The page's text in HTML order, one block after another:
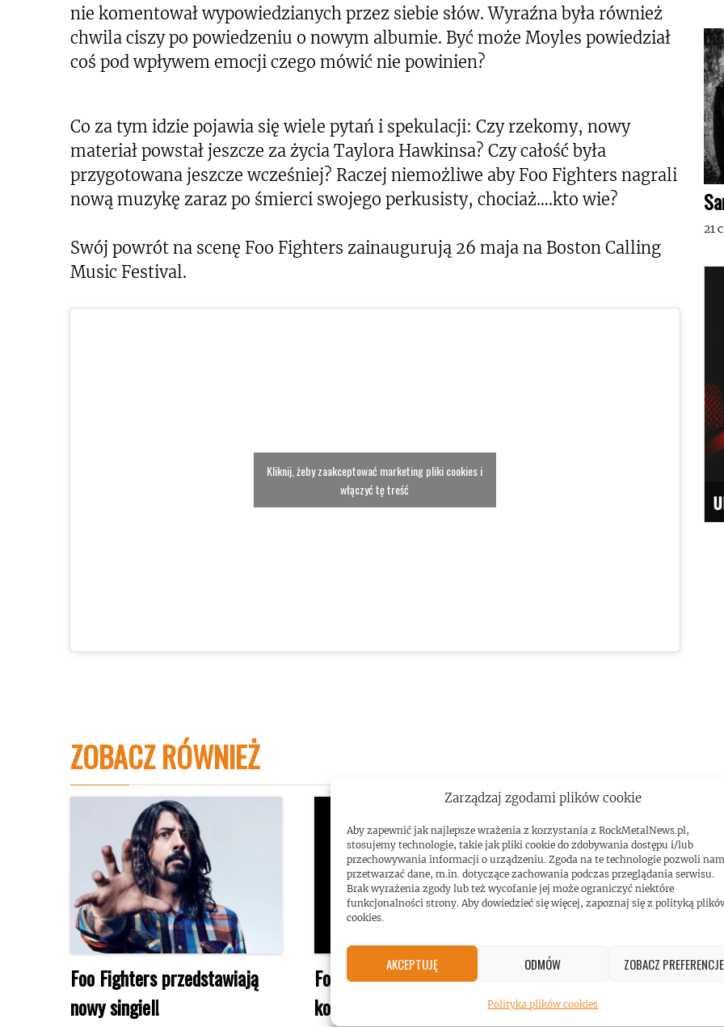
Zarządzaj zgodami plików cookie
Aby zapewnić jak najlepsze wrażenia z korzystania z RockMetalNews.pl,
stosujemy technologie, takie jak pliki cookie do zdobywania dostępu i/lub
przechowywania informacji o urządzeniu. Zgoda na te technologie pozwoli nam
przetwarzać dane, m.in. dotyczące zachowania podczas przeglądania serwisu.
Brak wyrażenia zgody lub też wycofanie jej może ograniczyć niektóre
funkcjonalności strony. Aby dowiedzieć się więcej, zapoznaj się z polityką
cookies.
AKCEPTUJĘ ODMÓW ZOBACZ PREFERENCJE
Polityka plików cookies
nie komentował wypowiedzianych przez siebie słów. Wyraźna była również
chwila ciszy po powiedzeniu o nowym albumie. Być może Moyles powiedział
coś pod wpływem emocji czego mówić nie powinien?
Co za tym idzie pojawia się wiele pytań i spekulacji: Czy rzekomy, nowy
materiał powstał jeszcze za życia Taylora Hawkinsa? Czy całość była
przygotowana jeszcze wcześniej? Raczej niemożliwe aby Foo Fighters nagrali
nową muzykę zaraz po śmierci swojego perkusisty, chociaż….kto wie?
Swój powrót na scenę Foo Fighters zainaugurują 26 maja na Boston Calling
Music Festival.
Kliknij, żeby zaakceptować marketing pliki cookies i
włączyć tę treść
21
ZOBACZ RÓWNIEŻ
Foo Fighters przedstawiają
nowy singiel!
Foo Fighters wydali EP-kę
koncertową!
Dave Grohl (Foo
wyznał, że ma dziecko z